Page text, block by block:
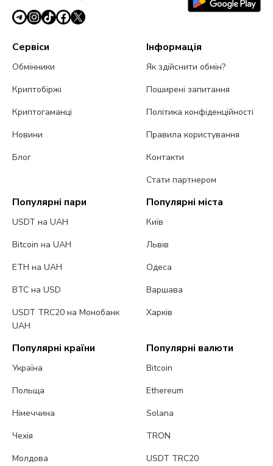
Сервіси
Обмінники
Криптобіржі
Криптогаманці
Новини
Блог
Інформація
Як здійснити обмін?
Поширені запитання
Політика конфіденційності
Правила користування
Контакти
Стати партнером
Популярні пари
USDT на UAH
Bitcoin на UAH
ETH на UAH
BTC на USD
USDT TRC20 на Монобанк
UAH
Популярні міста
Київ
Львів
Одеса
Варшава
Харків
Популярні країни
Україна
Польща
Німеччина
Чехія
Молдова
Популярні валюти
Bitcoin
Ethereum
Solana
TRON
USDT TRC20